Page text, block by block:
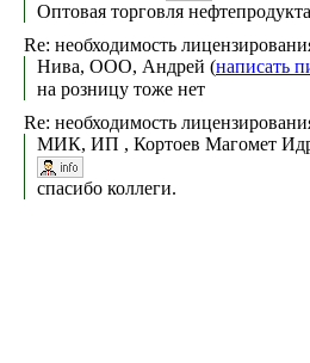
Оптовая торговля
Re: необходимость
Нива, ООО, Андрей (написать
на розницу тоже нет
Re: необходимость
МИК, ИП , Кортоев Магомет
спасибо коллеги.